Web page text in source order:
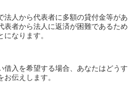
人から代表者に多額の貸付金等があ
表者から法人に返済が困難であるため
なります。
借入を希望する場合、あなたはどうす
伝えします。